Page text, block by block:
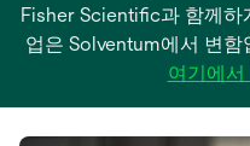
Fisher Scientific과 함께하
업은 Solventum에서 변함
여기에서